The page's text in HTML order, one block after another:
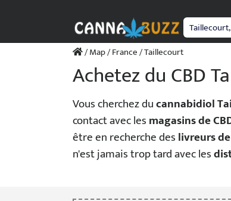
/Map/France/ Taillecourt
Achetez du CBD
Vous cherchez ducannabidiol
contact avec lesmagasins de
être en recherche deslivreurs
n'est jamais trop tard avec les